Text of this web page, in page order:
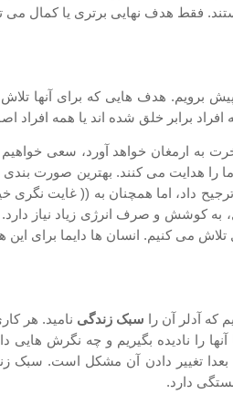
فقط هدف نهایی برتری یا کمال می
برویم. هدف هایی که برای آنها
برابر خلق شده اند یا همه افراد
به ارمغان خواهد آورد، سعی خواهیم
هدایت می کنند. بهترین صورت بندی
داد، اما همچنان به (( غایت نگری
به کوشش و صرف انرژی زیاد نیاز دارد.
می کنیم. انسان ها دایما برای
آدلر آن را سبک زندگی نامید. هر
را نادیده بگیریم و چه نگرش
می گیرد که بعدا تغییر دادن آن
دارد.